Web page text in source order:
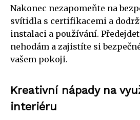
Nakonec nezapomeňte na
svítidla s certifikacemi a
instalaci a používání.
nehodám a zajistíte si
vašem pokoji.
Kreativní nápady na
interiéru